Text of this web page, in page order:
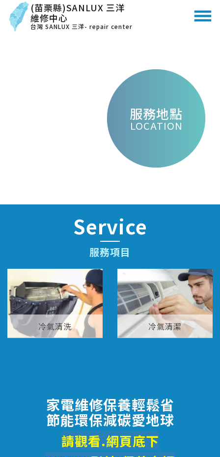
(苗栗縣)SANLUX 三洋
維修中心
台灣 SANLUX 三洋- repair center
服務地點
LOCATION
Service
服務項目
冷氣清洗 冷氣清潔
家電維修保養輕鬆省
節能環保減碳愛地球
請觀看.網頁底下